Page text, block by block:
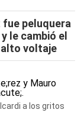
fue peluquera
le cambió el
voltaje
a los gritos